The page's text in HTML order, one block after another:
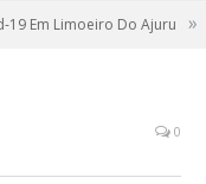
19 Em Limoeiro Do Ajuru »
0